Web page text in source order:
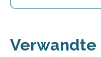
Verwandte